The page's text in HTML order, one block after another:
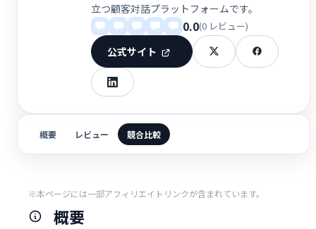
立つ顧客対話プラットフォームです。
0.0(0 レビュー)
公式サイト
概要 レビュー 競合比較
※本ページには一部アフィリエイトリンクが含まれています。
概要